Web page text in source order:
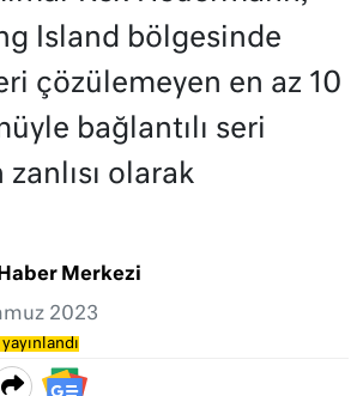
Island bölgesinde
çözülemeyen en az 10
bağlantılı seri
olarak
Merkezi
2023